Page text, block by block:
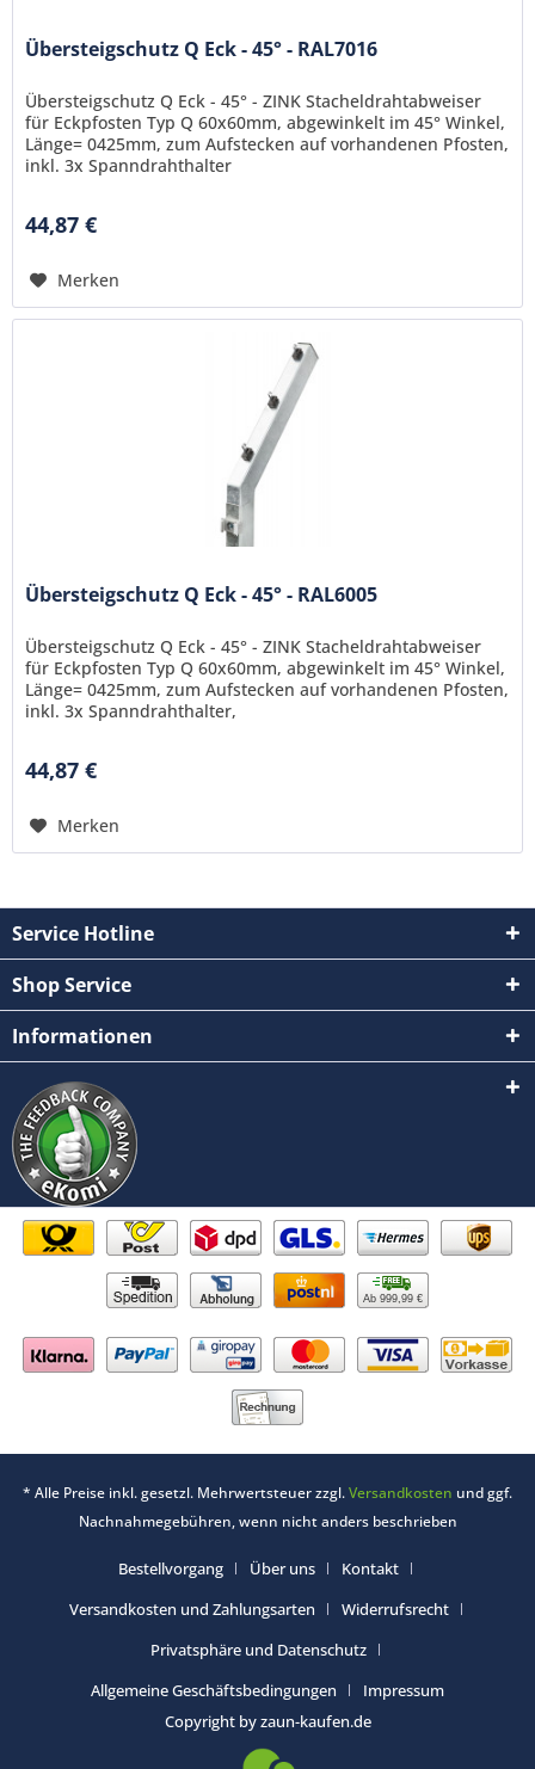
Übersteigschutz Q Eck - 45° - RAL7016
Übersteigschutz Q Eck - 45° - ZINK Stacheldrahtabweiser
für Eckpfosten Typ Q 60x60mm, abgewinkelt im 45° Winkel,
Länge= 0425mm, zum Aufstecken auf vorhandenen Pfosten,
inkl. 3x Spanndrahthalter
44,87 €
Merken
Übersteigschutz Q Eck - 45° - RAL6005
Übersteigschutz Q Eck - 45° - ZINK Stacheldrahtabweiser
für Eckpfosten Typ Q 60x60mm, abgewinkelt im 45° Winkel,
Länge= 0425mm, zum Aufstecken auf vorhandenen Pfosten,
inkl. 3x Spanndrahthalter,
44,87 €
Merken
Service Hotline
Shop Service
Informationen
Ab 999,99 €
* Alle Preise inkl. gesetzl. Mehrwertsteuer zzgl.Versandkosten und ggf.
Nachnahmegebühren, wenn nicht anders beschrieben
Bestellvorgang Über uns
Kontakt
Versandkosten und Zahlungsarten
Widerrufsrecht
Privatsphäre und Datenschutz
Allgemeine Geschäftsbedingungen
Impressum
Copyright by zaun-kaufen.de